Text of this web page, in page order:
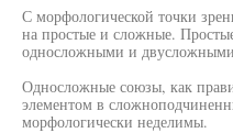
С морфологической точки
на простые и сложные.
односложными и
Односложные союзы, как
элементом в
морфологически неделимы.